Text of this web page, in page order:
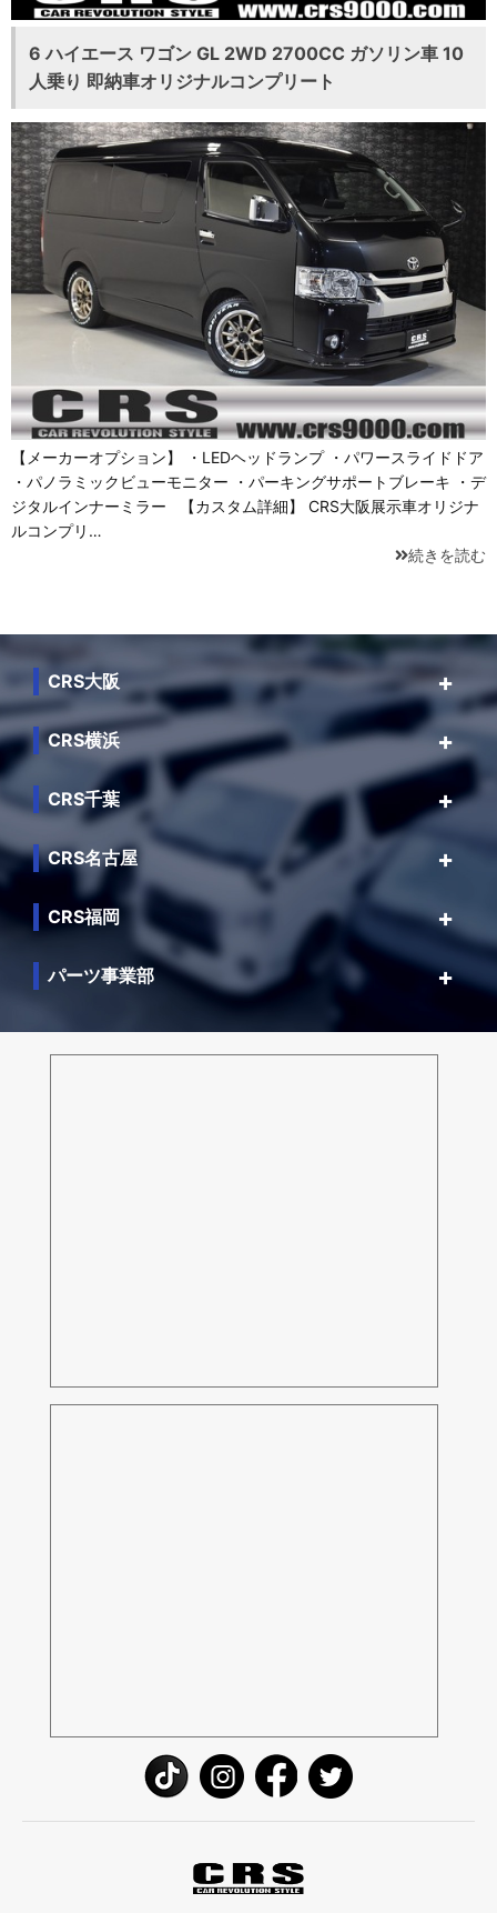
6 ハイエース ワゴン GL 2WD 2700CC ガソリン車 10
人乗り 即納車オリジナルコンプリート
【メーカーオプション】 ・LEDヘッドランプ ・パワースライドドア
・パノラミックビューモニター ・パーキングサポートブレーキ ・デ
ジタルインナーミラー 【カスタム詳細】 CRS大阪展示車オリジナ
ルコンプリ…
続きを読む
CRS大阪
CRS横浜
CRS千葉
CRS名古屋
CRS福岡
パーツ事業部